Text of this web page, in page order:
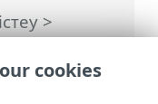
>
шығулар>
cookies